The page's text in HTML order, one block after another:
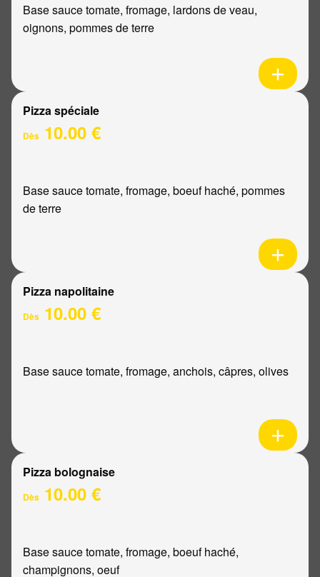
Base sauce tomate, fromage, lardons de veau,
oignons, pommes de terre
Pizza spéciale
Dès 10.00 €
Base sauce tomate, fromage, boeuf haché, pommes
de terre
Pizza napolitaine
Dès 10.00 €
Base sauce tomate, fromage, anchois, câpres, olives
Pizza bolognaise
Dès 10.00 €
Base sauce tomate, fromage, boeuf haché,
champignons, oeuf